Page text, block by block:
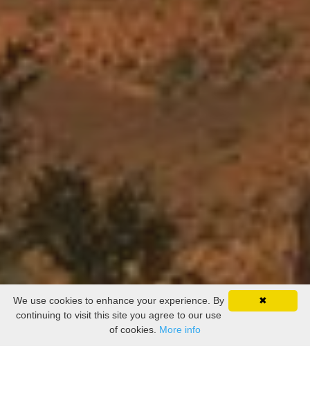
✖
We use cookies to enhance your experience. By
continuing to visit this site you agree to our use
of cookies. More info